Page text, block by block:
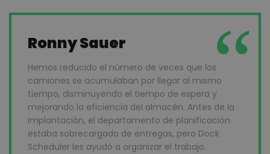
Ronny Sauer
Hemos reducido el número de veces que los
camiones se acumulaban por llegar al mismo
tiempo, disminuyendo el tiempo de espera y
mejorando la eficiencia del almacén. Antes de la
implantación, el departamento de planificación
estaba sobrecargado de entregas, pero Dock
Scheduler les ayudó a organizar el trabajo.